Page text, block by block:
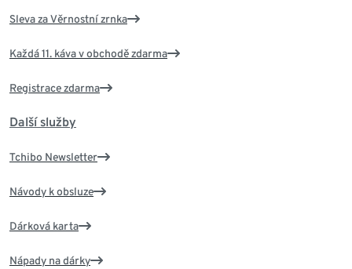
Sleva za Věrnostní zrnka
Každá 11. káva v obchodě zdarma
Registrace zdarma
Další služby
Tchibo Newsletter
Návody k obsluze
Dárková karta
Nápady na dárky